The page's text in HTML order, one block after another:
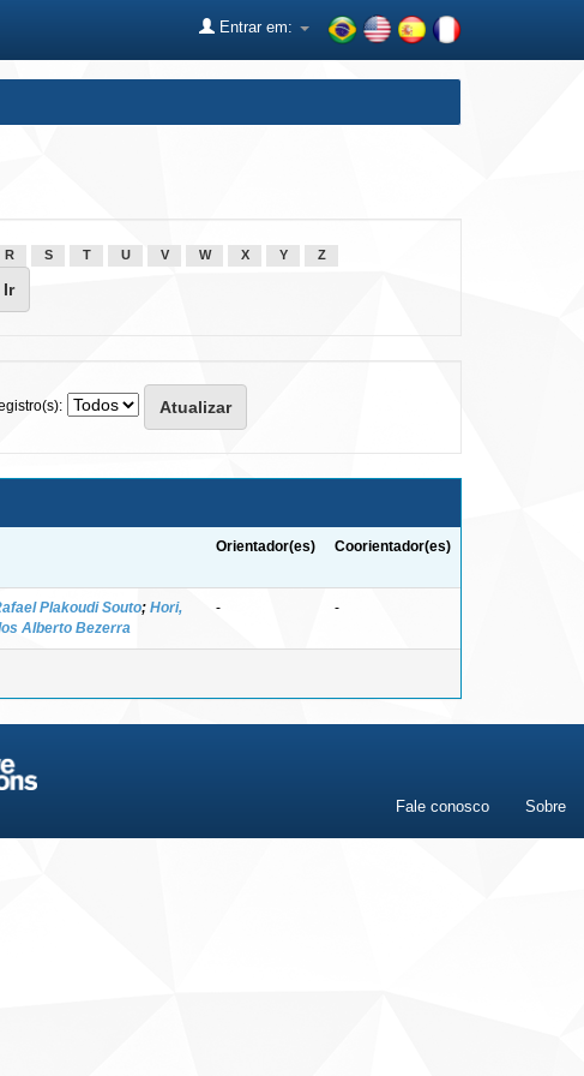
Entrar em:
R S T U V W X Y Z
Orientador(es) Coorientador(es)
Plakoudi Souto; Hori,
Alberto Bezerra
- -
Fale conosco Sobre